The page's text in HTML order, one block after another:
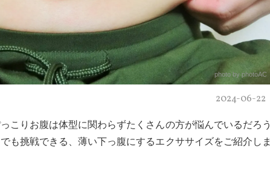
photo by photoAC
2024-06-22
こりお腹は体型に関わらずたくさんの方が悩んでいるだろう
も挑戦できる、薄い下っ腹にするエクササイズをご紹介しま